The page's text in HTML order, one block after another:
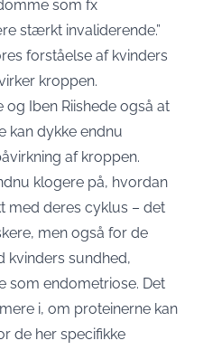
som fx
stærkt invaliderende.”
forståelse af kvinders
kroppen.
og Iben Riishede også at
kan dykke endnu
af kroppen.
klogere på, hvordan
med deres cyklus – det
men også for de
kvinders sundhed,
som endometriose. Det
i, om proteinerne kan
de her specifikke